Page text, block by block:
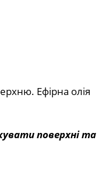
Ефірна олія
поверхні та